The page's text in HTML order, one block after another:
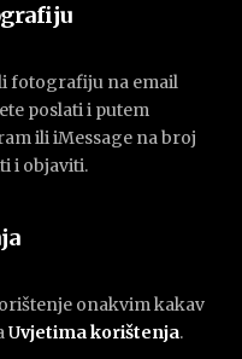
fotografiju na email
poslati i putem
ili iMessage na broj
i objaviti.
onakvim kakav
Uvjetima korištenja.